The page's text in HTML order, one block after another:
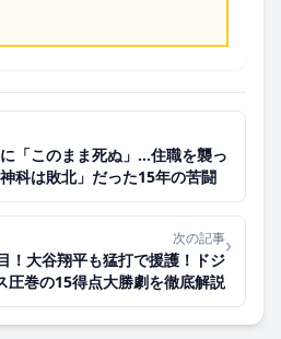
「このまま死ぬ」…住職を襲っ
科は敗北」だった15年の苦闘
次の記事
！大谷翔平も猛打で援護！ドジ
圧巻の15得点大勝劇を徹底解説
›